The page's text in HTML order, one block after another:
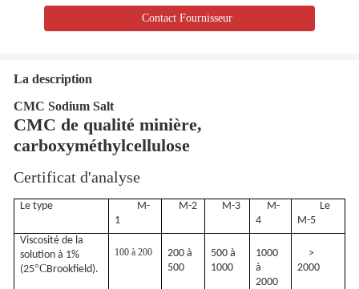
Contact Fournisseur
La description
CMC Sodium Salt
CMC de qualité minière,
carboxyméthylcellulose
Certificat d'analyse
Le type
M-
1
M-2 M-3
M-
4
Le
M-5
Viscosité de la
solution à 1%
(25°CBrookfield).
100 à 200
200 à
500
500 à
1000
1000
à
2000
>
2000